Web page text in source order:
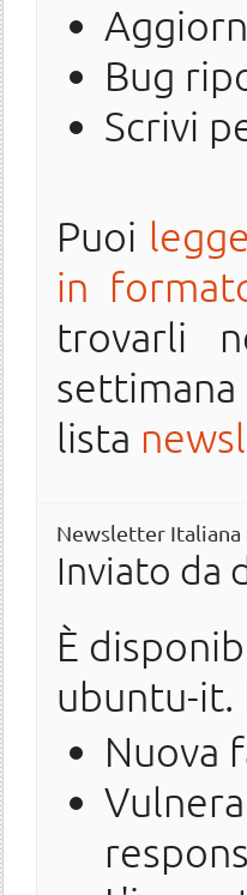
Bug
Scrivi
Puoi
in
trovarli
lista
Newsletter Italiana
Inviato da
È
ubuntu-it.
Nuova